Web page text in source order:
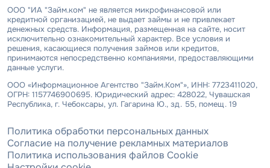
ООО "ИА "Займ.ком" не является микрофинансовой или
кредитной организацией, не выдает займы и не привлекает
денежных средств. Информация, размещенная на сайте, носит
исключительно ознакомительный характер. Все условия и
решения, касающиеся получения займов или кредитов,
принимаются непосредственно компаниями, предоставляющими
данные услуги.
ООО «Информационное Агентство "Займ.Ком"», ИНН: 7723411020,
ОГРН: 1157746900695. Юридический адрес: 428022, Чувашская
Республика, г. Чебоксары, ул. Гагарина Ю., зд. 55, помещ. 19
Политика обработки персональных данных
Согласие на получение рекламных материалов
Политика использования файлов Cookie